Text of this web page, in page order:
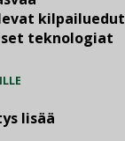
kilpailuedut
teknologiat
lisää